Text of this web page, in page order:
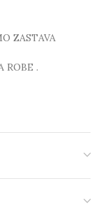
ZASTAVA
ROBE .